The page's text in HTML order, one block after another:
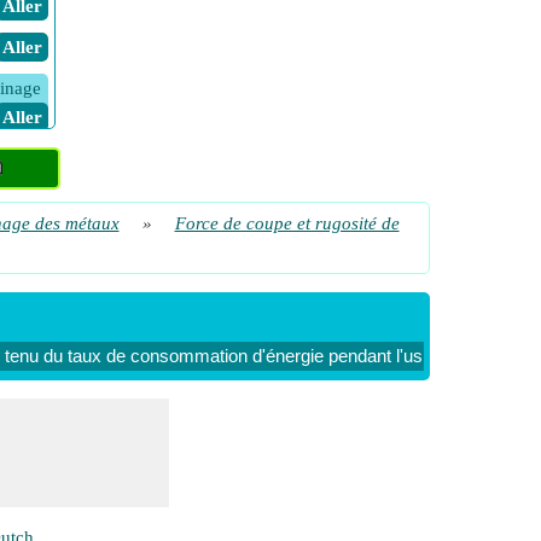
​ Aller
​ Aller
​ Aller
​ Aller
​ Aller
​ Aller
​ Aller
​ Aller
des métaux »
Force de coupe et rugosité de
du taux de consommation d'énergie pendant l'usinage